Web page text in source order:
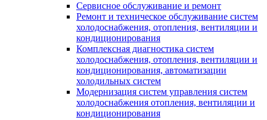
Сервисное обслуживание и ремонт
Ремонт и техническое обслуживание систем
холодоснабжения, отопления, вентиляции и
кондиционирования
Комплексная диагностика систем
холодоснабжения, отопления, вентиляции и
кондиционирования, автоматизации
холодильных систем
Модернизация систем управления систем
холодоснабжения отопления, вентиляции и
кондиционирования